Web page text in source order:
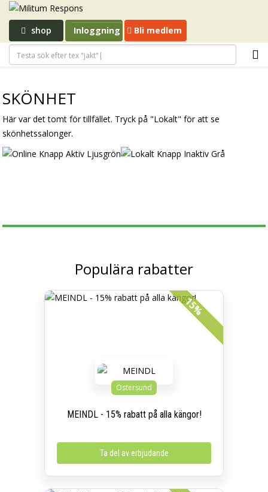
shop Inloggning Bli medlem
SKÖNHET
Här var det tomt för tillfället. Tryck på "Lokalt" för att se
skönhetssalonger.
Populära rabatter
15%
Östersund
MEINDL - 15% rabatt på alla kängor!
Ta del av erbjudande